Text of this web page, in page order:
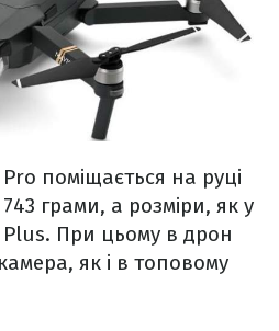
поміщається на руці
грами, а розміри, як у
При цьому в дрон
як і в топовому